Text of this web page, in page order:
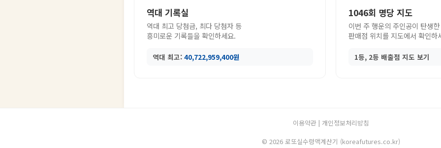
역대 기록실
역대 최고 당첨금, 최다 당첨자 등
흥미로운 기록들을 확인하세요.
역대 최고: 40,722,959,400원
1046회 명당 지도
이번 주 행운의 주인공이 탄생한
판매점 위치를 지도에서 확인하
1등, 2등 배출점 지도 보기
이용약관| 개인정보처리방침
© 2026 로또실수령액계산기 (koreafutures.co.kr)